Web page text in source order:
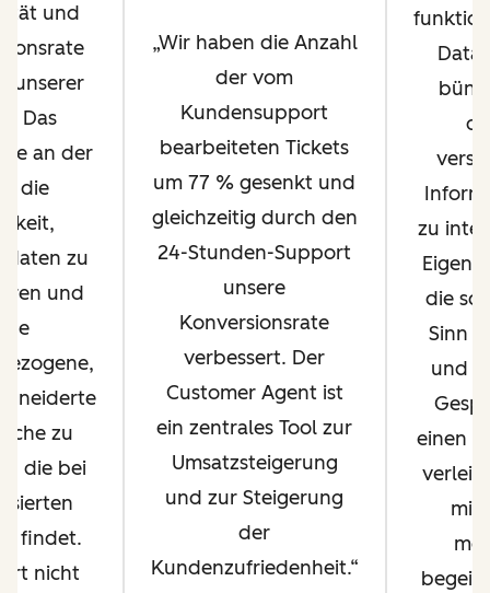
und
unserer
Das
an der
die
zu
und
zu
die bei
findet.
nicht
Wir haben die Anzahl
der vom
Kundensupport
bearbeiteten Tickets
um 77 % gesenkt und
gleichzeitig durch den
24-Stunden-Support
unsere
Konversionsrate
verbessert. Der
Customer Agent ist
ein zentrales Tool zur
Umsatzsteigerung
und zur Steigerung
der
Kundenzufriedenheit.
Data
zu
die
Sinn
und
einen